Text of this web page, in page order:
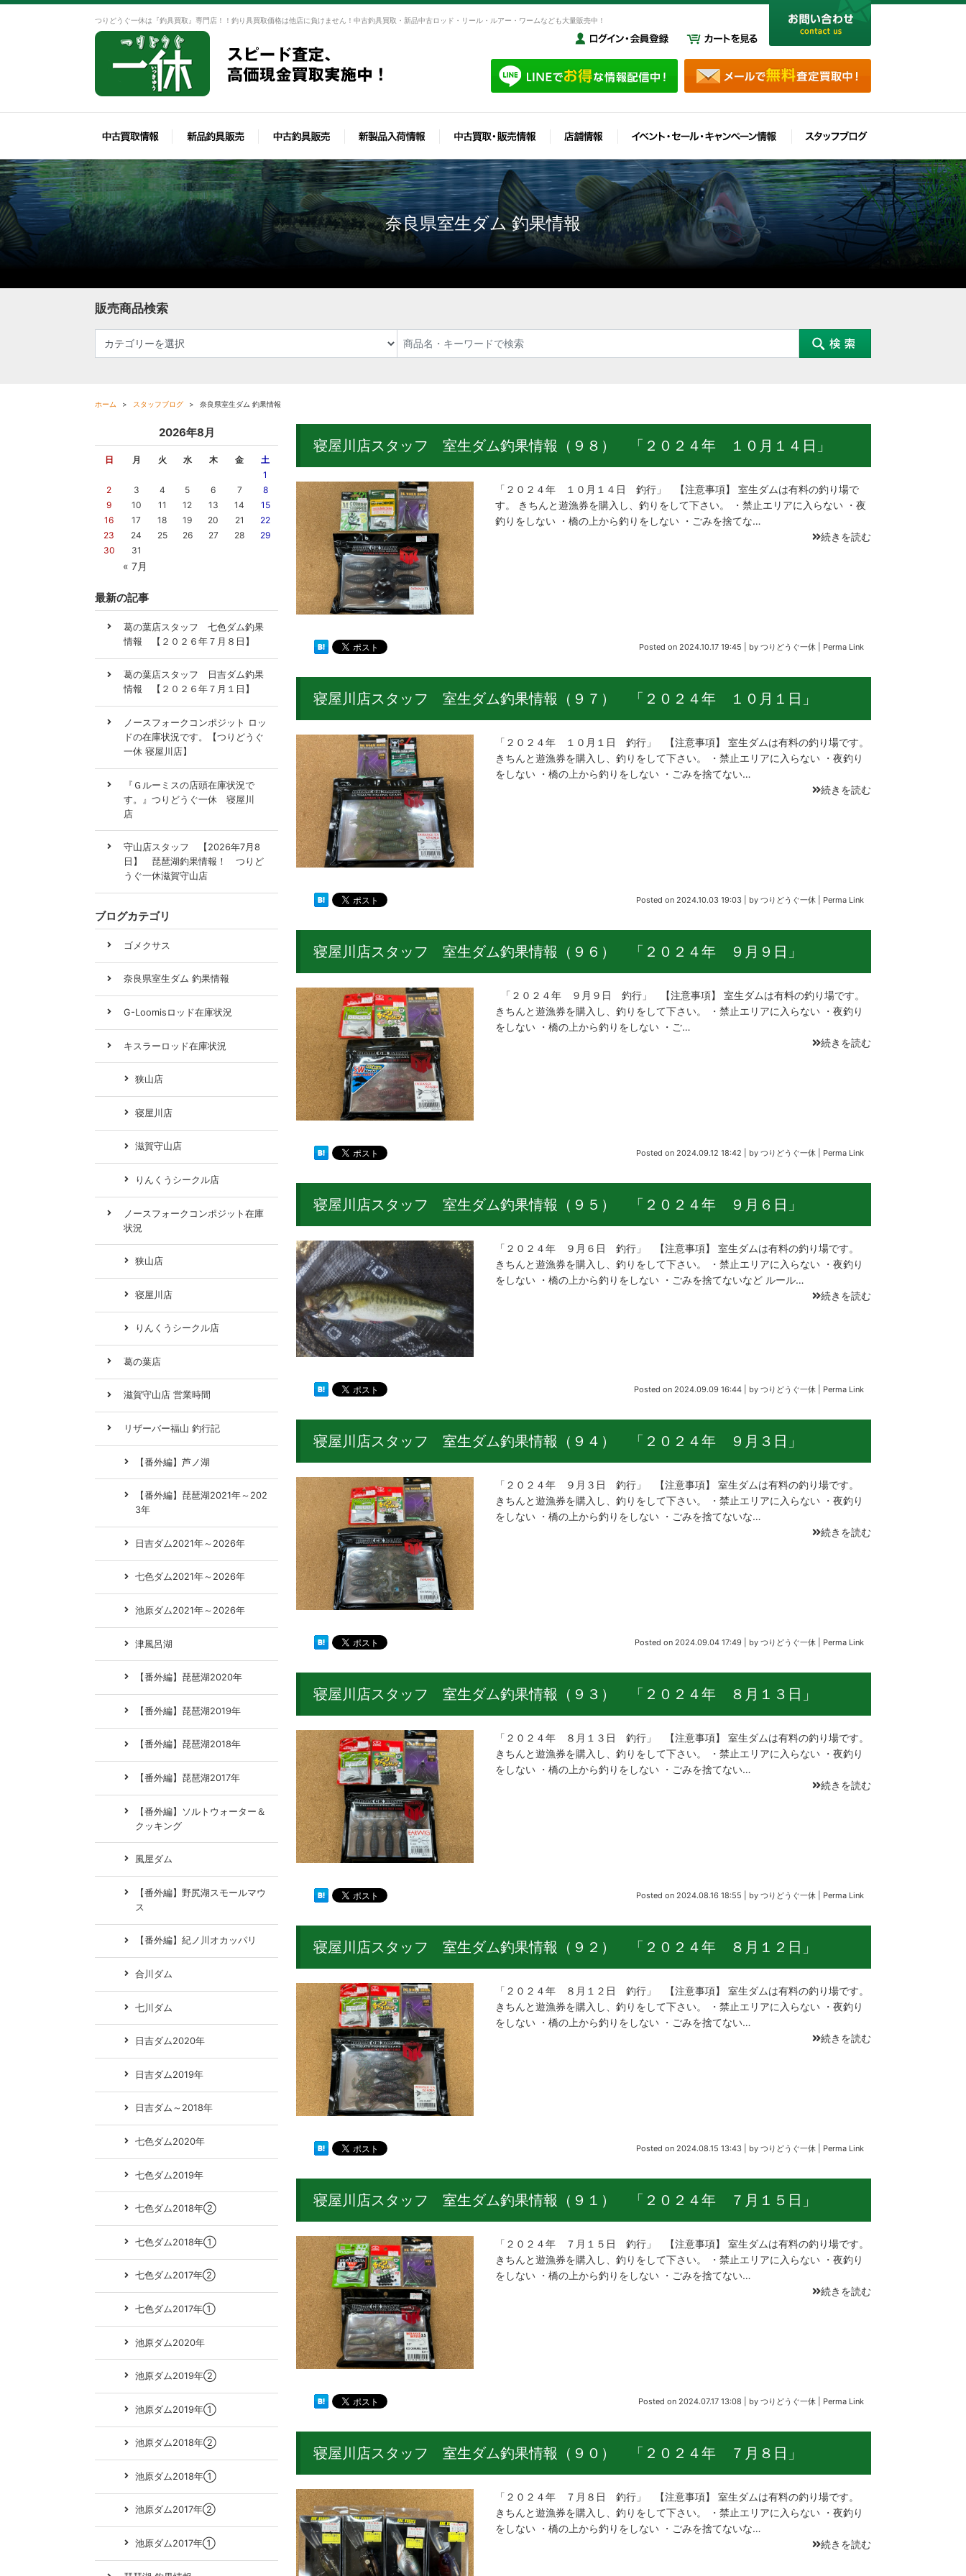
つりどうぐ一休は『釣具買取』専門店！！釣り具買取価格は他店に負けません！中古釣具買取・新品中古ロッド・リール・ルアー・ワームなども大量販売中！
奈良県室生ダム 釣果情報
販売商品検索
ホーム スタッフブログ 奈良県室生ダム 釣果情報
寝屋川店スタッフ 室生ダム釣果情報（９８） 「２０２４年 １０月１４日」
「２０２４年 １０月１４日 釣行」 【注意事項】 室生ダムは有料の釣り場で
す。 きちんと遊漁券を購入し、釣りをして下さい。 ・禁止エリアに入らない ・夜
釣りをしない ・橋の上から釣りをしない ・ごみを捨てな…
続きを読む
Posted on 2024.10.17 19:45 by つりどうぐ一休 Perma Link
寝屋川店スタッフ 室生ダム釣果情報（９７） 「２０２４年 １０月１日」
「２０２４年 １０月１日 釣行」 【注意事項】 室生ダムは有料の釣り場です。
きちんと遊漁券を購入し、釣りをして下さい。 ・禁止エリアに入らない ・夜釣り
をしない ・橋の上から釣りをしない ・ごみを捨てない…
続きを読む
Posted on 2024.10.03 19:03 by つりどうぐ一休 Perma Link
寝屋川店スタッフ 室生ダム釣果情報（９６） 「２０２４年 ９月９日」
「２０２４年 ９月９日 釣行」 【注意事項】 室生ダムは有料の釣り場です。
きちんと遊漁券を購入し、釣りをして下さい。 ・禁止エリアに入らない ・夜釣り
をしない ・橋の上から釣りをしない ・ご…
続きを読む
Posted on 2024.09.12 18:42 by つりどうぐ一休 Perma Link
寝屋川店スタッフ 室生ダム釣果情報（９５） 「２０２４年 ９月６日」
「２０２４年 ９月６日 釣行」 【注意事項】 室生ダムは有料の釣り場です。
きちんと遊漁券を購入し、釣りをして下さい。 ・禁止エリアに入らない ・夜釣り
をしない ・橋の上から釣りをしない ・ごみを捨てないなど ルール…
続きを読む
Posted on 2024.09.09 16:44 by つりどうぐ一休 Perma Link
寝屋川店スタッフ 室生ダム釣果情報（９４） 「２０２４年 ９月３日」
「２０２４年 ９月３日 釣行」 【注意事項】 室生ダムは有料の釣り場です。
きちんと遊漁券を購入し、釣りをして下さい。 ・禁止エリアに入らない ・夜釣り
をしない ・橋の上から釣りをしない ・ごみを捨てないな…
続きを読む
Posted on 2024.09.04 17:49 by つりどうぐ一休 Perma Link
寝屋川店スタッフ 室生ダム釣果情報（９３） 「２０２４年 ８月１３日」
「２０２４年 ８月１３日 釣行」 【注意事項】 室生ダムは有料の釣り場です。
きちんと遊漁券を購入し、釣りをして下さい。 ・禁止エリアに入らない ・夜釣り
をしない ・橋の上から釣りをしない ・ごみを捨てない…
続きを読む
Posted on 2024.08.16 18:55 by つりどうぐ一休 Perma Link
寝屋川店スタッフ 室生ダム釣果情報（９２） 「２０２４年 ８月１２日」
「２０２４年 ８月１２日 釣行」 【注意事項】 室生ダムは有料の釣り場です。
きちんと遊漁券を購入し、釣りをして下さい。 ・禁止エリアに入らない ・夜釣り
をしない ・橋の上から釣りをしない ・ごみを捨てない…
続きを読む
Posted on 2024.08.15 13:43 by つりどうぐ一休 Perma Link
寝屋川店スタッフ 室生ダム釣果情報（９１） 「２０２４年 ７月１５日」
「２０２４年 ７月１５日 釣行」 【注意事項】 室生ダムは有料の釣り場です。
きちんと遊漁券を購入し、釣りをして下さい。 ・禁止エリアに入らない ・夜釣り
をしない ・橋の上から釣りをしない ・ごみを捨てない…
続きを読む
Posted on 2024.07.17 13:08 by つりどうぐ一休 Perma Link
寝屋川店スタッフ 室生ダム釣果情報（９０） 「２０２４年 ７月８日」
「２０２４年 ７月８日 釣行」 【注意事項】 室生ダムは有料の釣り場です。
きちんと遊漁券を購入し、釣りをして下さい。 ・禁止エリアに入らない ・夜釣り
をしない ・橋の上から釣りをしない ・ごみを捨てないな…
続きを読む
2026年8月
日 月 火 水 木 金 土
« 7月
1
2
3 4 5 6 7
8
9
10 11 12 13 14
15
16
17 18 19 20 21
22
23
24 25 26 27 28
29
30
31
最新の記事
葛の葉店スタッフ 七色ダム釣果
情報 【２０２６年７月８日】
葛の葉店スタッフ 日吉ダム釣果
情報 【２０２６年７月１日】
ノースフォークコンポジット ロッ
ドの在庫状況です。【つりどうぐ
一休 寝屋川店】
『Ｇルーミスの店頭在庫状況で
す。』つりどうぐ一休 寝屋川
店
守山店スタッフ 【2026年7月8
日】 琵琶湖釣果情報！ つりど
うぐ一休滋賀守山店
ブログカテゴリ
ゴメクサス
奈良県室生ダム 釣果情報
G-Loomisロッド在庫状況
キスラーロッド在庫状況
狭山店
寝屋川店
滋賀守山店
りんくうシークル店
ノースフォークコンポジット在庫
状況
狭山店
寝屋川店
りんくうシークル店
葛の葉店
滋賀守山店 営業時間
リザーバー福山 釣行記
【番外編】芦ノ湖
【番外編】琵琶湖2021年～202
3年
日吉ダム2021年～2026年
七色ダム2021年～2026年
池原ダム2021年～2026年
津風呂湖
【番外編】琵琶湖2020年
【番外編】琵琶湖2019年
【番外編】琵琶湖2018年
【番外編】琵琶湖2017年
【番外編】ソルトウォーター＆
クッキング
風屋ダム
【番外編】野尻湖スモールマウ
ス
【番外編】紀ノ川オカッパリ
合川ダム
七川ダム
日吉ダム2020年
日吉ダム2019年
日吉ダム～2018年
七色ダム2020年
七色ダム2019年
七色ダム2018年②
七色ダム2018年①
七色ダム2017年②
七色ダム2017年①
池原ダム2020年
池原ダム2019年②
池原ダム2019年①
池原ダム2018年②
池原ダム2018年①
池原ダム2017年②
池原ダム2017年①